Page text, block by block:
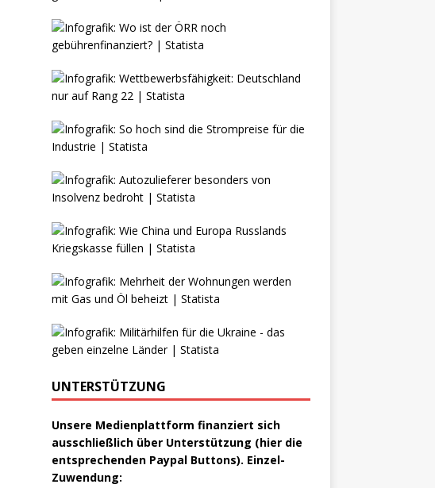
UNTERSTÜTZUNG
Unsere Medienplattform finanziert sich
ausschließlich über Unterstützung (hier die
entsprechenden Paypal Buttons). Einzel-
Zuwendung: